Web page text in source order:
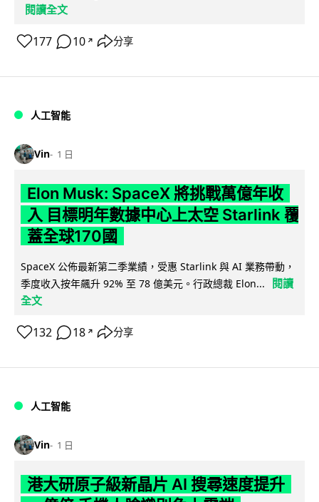
閱讀全文
177 10 ↗ 分享
人工智能
Vin 1 日
Elon Musk: SpaceX 將挑戰萬億年收
入 目標明年數據中心上太空 Starlink 覆
蓋全球170國
SpaceX 公佈最新第二季業績，受惠 Starlink 與 AI 業務帶動，
季度收入按年飆升 92% 至 78 億美元。行政總裁 Elon...
閱讀
全文
132 18 ↗ 分享
人工智能
Vin 1 日
港大研原子級新晶片 AI 搜尋速度提升